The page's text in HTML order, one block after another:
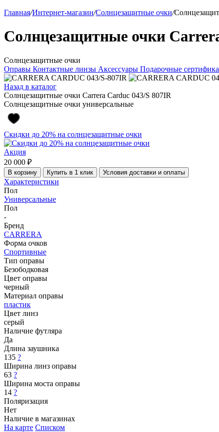
Главная/Интернет-магазин/Солнцезащитные очки/
Солнцезащитные очки
Солнцезащитные очки
Оправы Контактные линзы Аксессуары Подарочные
Назад в каталог
Солнцезащитные очки Carrera Carduc 043/S 807IR
Солнцезащитные очки универсальные
Скидки до 20% на солнцезащитные очки
Акция
20 000 ₽
В корзину Купить в 1 клик Условия доставки и оплаты
Характеристики
Пол
Универсальные
Пол
-
Бренд
CARRERA
Форма очков
Спортивные
Тип оправы
Безободковая
Цвет оправы
черный
Материал оправы
пластик
Цвет линз
серый
Наличие футляра
Да
Длина заушника
135 ?
Ширина линз оправы
63 ?
Ширина моста оправы
14 ?
Поляризация
Нет
Наличие в магазинах
На карте Списком